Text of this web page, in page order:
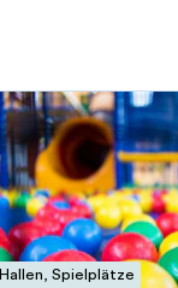
Hallen, Spielplätze